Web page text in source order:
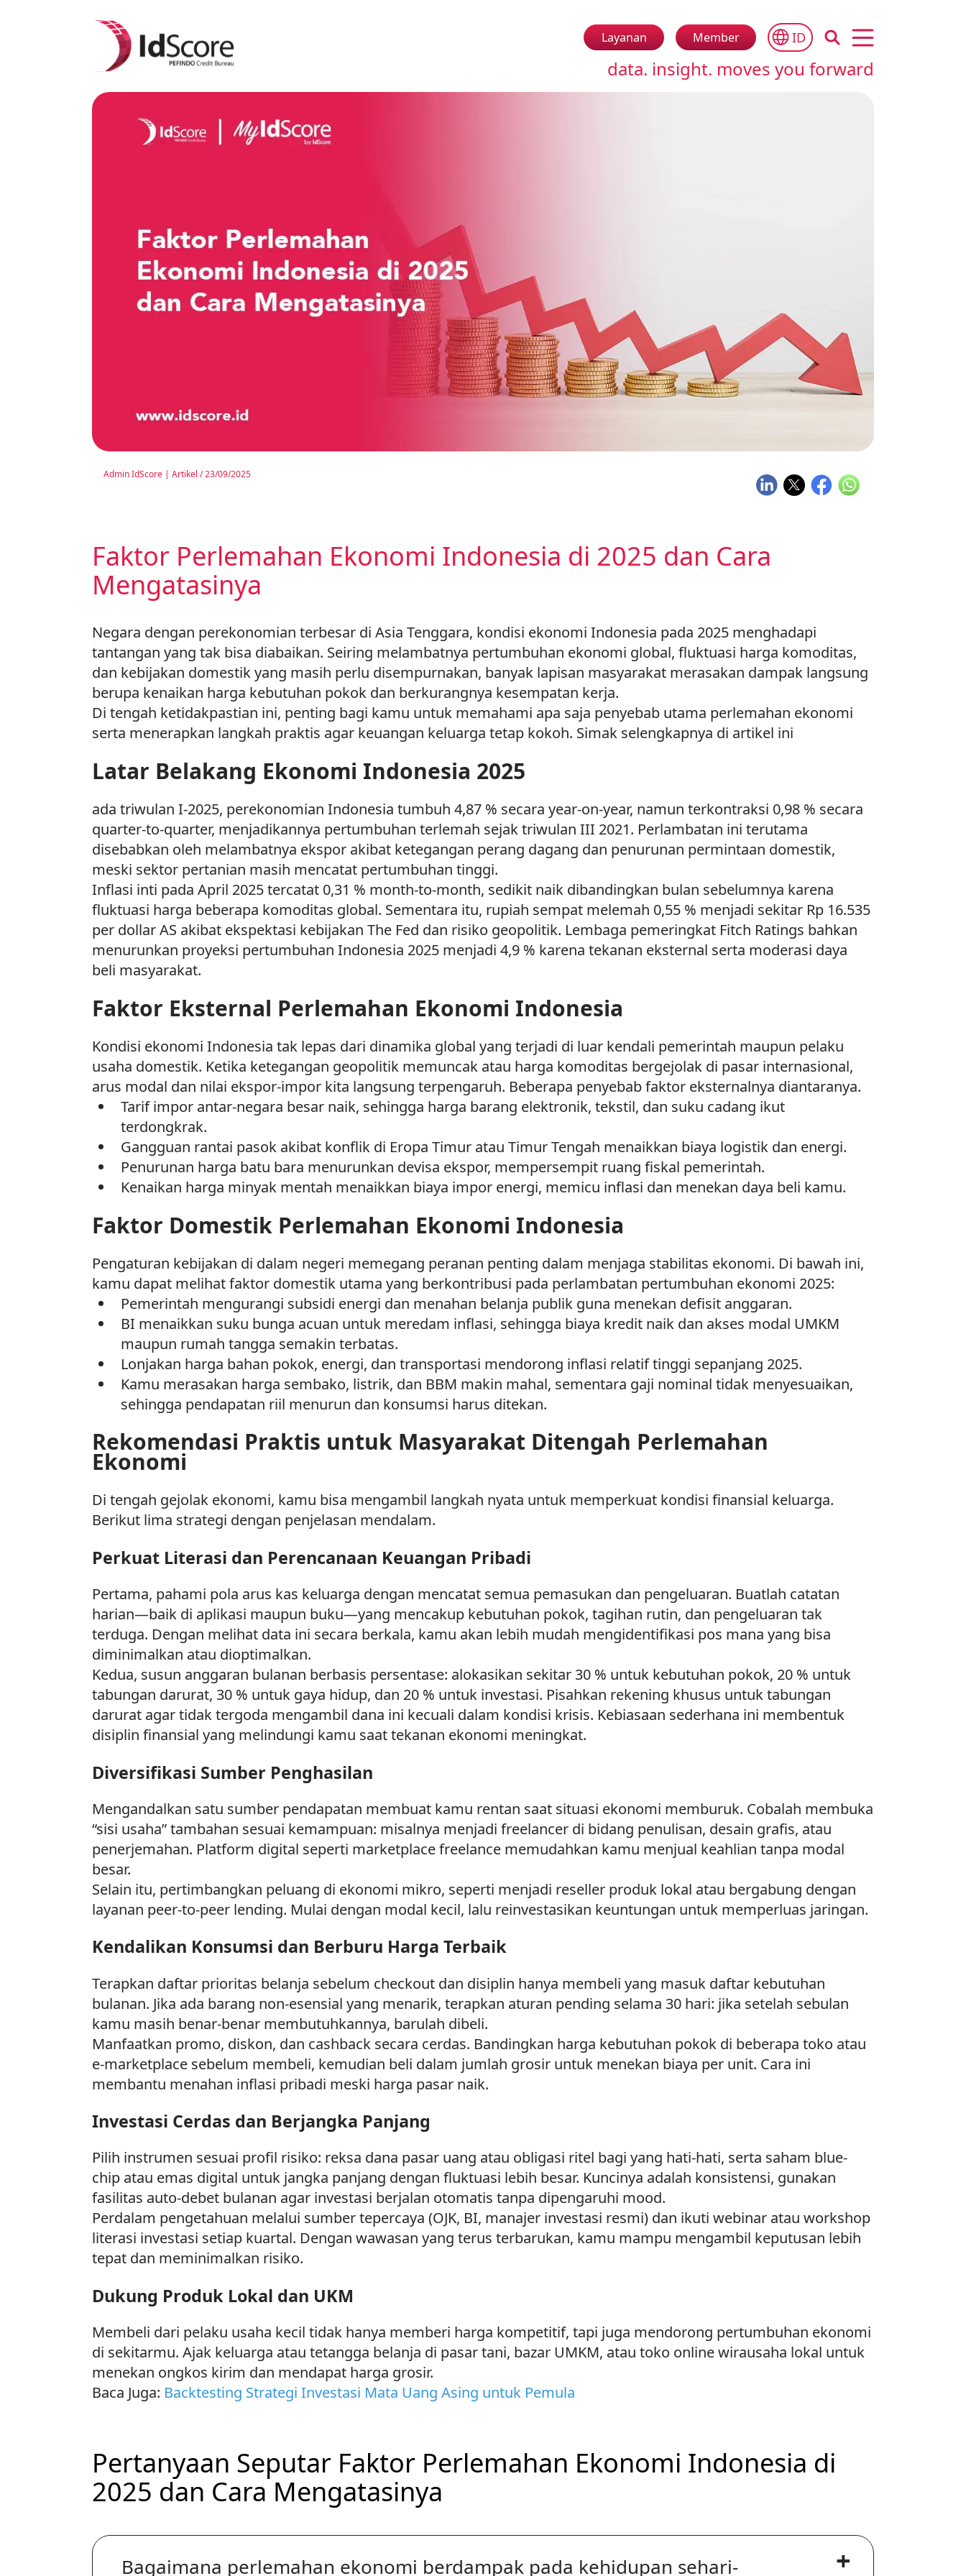
Layanan Member ID Open main menu
data. insight. moves you forward
Admin IdScore | Artikel /23/09/2025
Faktor Perlemahan Ekonomi Indonesia di 2025 dan Cara
Mengatasinya
Negara dengan perekonomian terbesar di Asia Tenggara, kondisi ekonomi Indonesia pada 2025 menghadapi
tantangan yang tak bisa diabaikan. Seiring melambatnya pertumbuhan ekonomi global, fluktuasi harga komoditas,
dan kebijakan domestik yang masih perlu disempurnakan, banyak lapisan masyarakat merasakan dampak langsung
berupa kenaikan harga kebutuhan pokok dan berkurangnya kesempatan kerja.
Di tengah ketidakpastian ini, penting bagi kamu untuk memahami apa saja penyebab utama perlemahan ekonomi
serta menerapkan langkah praktis agar keuangan keluarga tetap kokoh. Simak selengkapnya di artikel ini
Latar Belakang Ekonomi Indonesia 2025
ada triwulan I-2025, perekonomian Indonesia tumbuh 4,87 % secara year-on-year, namun terkontraksi 0,98 % secara
quarter-to-quarter, menjadikannya pertumbuhan terlemah sejak triwulan III 2021. Perlambatan ini terutama
disebabkan oleh melambatnya ekspor akibat ketegangan perang dagang dan penurunan permintaan domestik,
meski sektor pertanian masih mencatat pertumbuhan tinggi.
Inflasi inti pada April 2025 tercatat 0,31 % month-to-month, sedikit naik dibandingkan bulan sebelumnya karena
fluktuasi harga beberapa komoditas global. Sementara itu, rupiah sempat melemah 0,55 % menjadi sekitar Rp 16.535
per dollar AS akibat ekspektasi kebijakan The Fed dan risiko geopolitik. Lembaga pemeringkat Fitch Ratings bahkan
menurunkan proyeksi pertumbuhan Indonesia 2025 menjadi 4,9 % karena tekanan eksternal serta moderasi daya
beli masyarakat.
Faktor Eksternal Perlemahan Ekonomi Indonesia
Kondisi ekonomi Indonesia tak lepas dari dinamika global yang terjadi di luar kendali pemerintah maupun pelaku
usaha domestik. Ketika ketegangan geopolitik memuncak atau harga komoditas bergejolak di pasar internasional,
arus modal dan nilai ekspor-impor kita langsung terpengaruh. Beberapa penyebab faktor eksternalnya diantaranya.
Tarif impor antar-negara besar naik, sehingga harga barang elektronik, tekstil, dan suku cadang ikut
terdongkrak.
Gangguan rantai pasok akibat konflik di Eropa Timur atau Timur Tengah menaikkan biaya logistik dan energi.
Penurunan harga batu bara menurunkan devisa ekspor, mempersempit ruang fiskal pemerintah.
Kenaikan harga minyak mentah menaikkan biaya impor energi, memicu inflasi dan menekan daya beli kamu.
Faktor Domestik Perlemahan Ekonomi Indonesia
Pengaturan kebijakan di dalam negeri memegang peranan penting dalam menjaga stabilitas ekonomi. Di bawah ini,
kamu dapat melihat faktor domestik utama yang berkontribusi pada perlambatan pertumbuhan ekonomi 2025:
Pemerintah mengurangi subsidi energi dan menahan belanja publik guna menekan defisit anggaran.
BI menaikkan suku bunga acuan untuk meredam inflasi, sehingga biaya kredit naik dan akses modal UMKM
maupun rumah tangga semakin terbatas.
Lonjakan harga bahan pokok, energi, dan transportasi mendorong inflasi relatif tinggi sepanjang 2025.
Kamu merasakan harga sembako, listrik, dan BBM makin mahal, sementara gaji nominal tidak menyesuaikan,
sehingga pendapatan riil menurun dan konsumsi harus ditekan.
Rekomendasi Praktis untuk Masyarakat Ditengah Perlemahan
Ekonomi
Di tengah gejolak ekonomi, kamu bisa mengambil langkah nyata untuk memperkuat kondisi finansial keluarga.
Berikut lima strategi dengan penjelasan mendalam.
Perkuat Literasi dan Perencanaan Keuangan Pribadi
Pertama, pahami pola arus kas keluarga dengan mencatat semua pemasukan dan pengeluaran. Buatlah catatan
harian—baik di aplikasi maupun buku—yang mencakup kebutuhan pokok, tagihan rutin, dan pengeluaran tak
terduga. Dengan melihat data ini secara berkala, kamu akan lebih mudah mengidentifikasi pos mana yang bisa
diminimalkan atau dioptimalkan.
Kedua, susun anggaran bulanan berbasis persentase: alokasikan sekitar 30 % untuk kebutuhan pokok, 20 % untuk
tabungan darurat, 30 % untuk gaya hidup, dan 20 % untuk investasi. Pisahkan rekening khusus untuk tabungan
darurat agar tidak tergoda mengambil dana ini kecuali dalam kondisi krisis. Kebiasaan sederhana ini membentuk
disiplin finansial yang melindungi kamu saat tekanan ekonomi meningkat.
Diversifikasi Sumber Penghasilan
Mengandalkan satu sumber pendapatan membuat kamu rentan saat situasi ekonomi memburuk. Cobalah membuka
“sisi usaha” tambahan sesuai kemampuan: misalnya menjadi freelancer di bidang penulisan, desain grafis, atau
penerjemahan. Platform digital seperti marketplace freelance memudahkan kamu menjual keahlian tanpa modal
besar.
Selain itu, pertimbangkan peluang di ekonomi mikro, seperti menjadi reseller produk lokal atau bergabung dengan
layanan peer-to-peer lending. Mulai dengan modal kecil, lalu reinvestasikan keuntungan untuk memperluas jaringan.
Kendalikan Konsumsi dan Berburu Harga Terbaik
Terapkan daftar prioritas belanja sebelum checkout dan disiplin hanya membeli yang masuk daftar kebutuhan
bulanan. Jika ada barang non-esensial yang menarik, terapkan aturan pending selama 30 hari: jika setelah sebulan
kamu masih benar-benar membutuhkannya, barulah dibeli.
Manfaatkan promo, diskon, dan cashback secara cerdas. Bandingkan harga kebutuhan pokok di beberapa toko atau
e-marketplace sebelum membeli, kemudian beli dalam jumlah grosir untuk menekan biaya per unit. Cara ini
membantu menahan inflasi pribadi meski harga pasar naik.
Investasi Cerdas dan Berjangka Panjang
Pilih instrumen sesuai profil risiko: reksa dana pasar uang atau obligasi ritel bagi yang hati-hati, serta saham blue-
chip atau emas digital untuk jangka panjang dengan fluktuasi lebih besar. Kuncinya adalah konsistensi, gunakan
fasilitas auto-debet bulanan agar investasi berjalan otomatis tanpa dipengaruhi mood.
Perdalam pengetahuan melalui sumber tepercaya (OJK, BI, manajer investasi resmi) dan ikuti webinar atau workshop
literasi investasi setiap kuartal. Dengan wawasan yang terus terbarukan, kamu mampu mengambil keputusan lebih
tepat dan meminimalkan risiko.
Dukung Produk Lokal dan UKM
Membeli dari pelaku usaha kecil tidak hanya memberi harga kompetitif, tapi juga mendorong pertumbuhan ekonomi
di sekitarmu. Ajak keluarga atau tetangga belanja di pasar tani, bazar UMKM, atau toko online wirausaha lokal untuk
menekan ongkos kirim dan mendapat harga grosir.
Baca Juga: Backtesting Strategi Investasi Mata Uang Asing untuk Pemula
Pertanyaan Seputar Faktor Perlemahan Ekonomi Indonesia di
2025 dan Cara Mengatasinya
+
Bagaimana perlemahan ekonomi berdampak pada kehidupan sehari-